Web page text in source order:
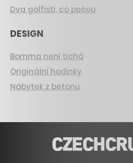
Dva golfisti, co pečou
DESIGN
Bomma není tichá
Originální hodinky
Nábytek z betonu